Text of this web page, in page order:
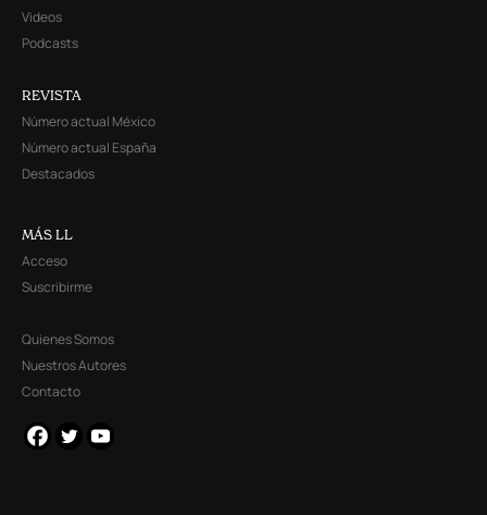
Videos
Podcasts
REVISTA
Número actual México
Número actual España
Destacados
MÁS LL
Acceso
Suscribirme
Quienes Somos
Nuestros Autores
Contacto